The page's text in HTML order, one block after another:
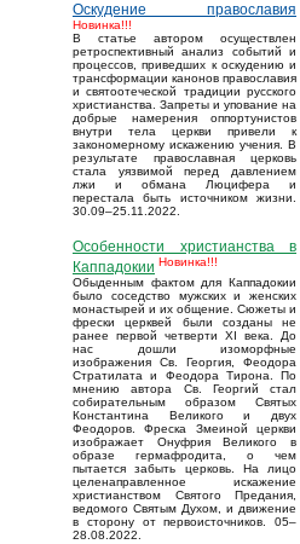
Оскудение православия
Новинка!!!
В статье автором осуществлен
ретроспективный анализ событий и
процессов, приведших к оскудению и
трансформации канонов православия
и святоотеческой традиции русского
христианства. Запреты и упование на
добрые намерения оппортунистов
внутри тела церкви привели к
закономерному искажению учения. В
результате православная церковь
стала уязвимой перед давлением
лжи и обмана Люцифера и
перестала быть источником жизни.
30.09–25.11.2022.
Особенности христианства в
Каппадокии Новинка!!!
Обыденным фактом для Каппадокии
было соседство мужских и женских
монастырей и их общение. Сюжеты и
фрески церквей были созданы не
ранее первой четверти XI века. До
нас дошли изоморфные
изображения Св. Георгия, Феодора
Стратилата и Феодора Тирона. По
мнению автора Св. Георгий стал
собирательным образом Святых
Константина Великого и двух
Феодоров. Фреска Змеиной церкви
изображает Онуфрия Великого в
образе гермафродита, о чем
пытается забыть церковь. На лицо
целенаправленное искажение
христианством Святого Предания,
ведомого Святым Духом, и движение
в сторону от первоисточников. 05–
28.08.2022.